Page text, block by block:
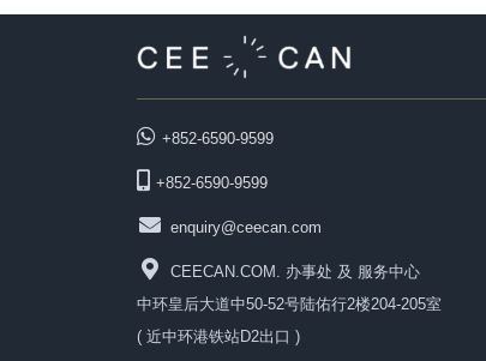
+852-6590-9599
+852-6590-9599
enquiry@ceecan.com
CEECAN.COM. 办事处 及 服务中心
中环皇后大道中50-52号陆佑行2楼204-205室
( 近中环港铁站D2出口 )